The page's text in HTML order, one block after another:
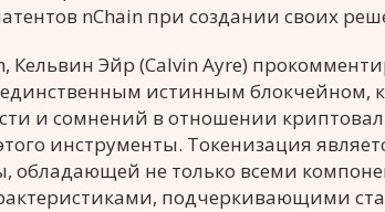
nChain при создании своих
Кельвин Эйр (Calvin Ayre)
единственным истинным
и сомнений в отношении
инструменты. Токенизация
обладающей не только всеми
подчеркивающими